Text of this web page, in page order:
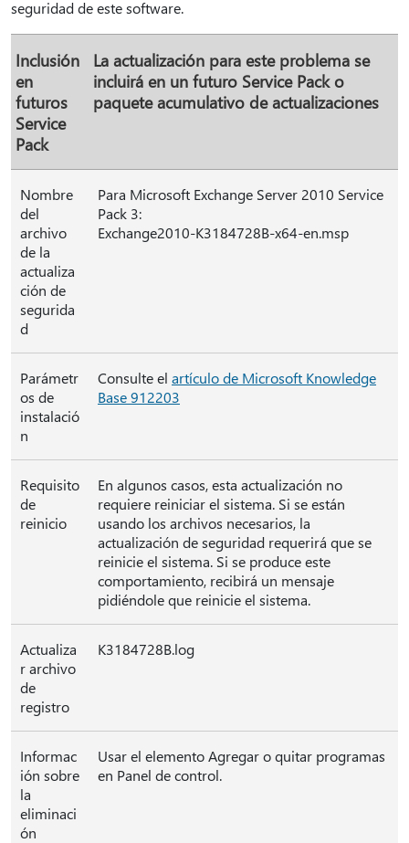
seguridad de este software.
Inclusión
en
futuros
Service
Pack
La actualización para este problema se
incluirá en un futuro Service Pack o
paquete acumulativo de actualizaciones
Nombre
del
archivo
de la
actualiza
ción de
segurida
d
Para Microsoft Exchange Server 2010 Service
Pack 3:
Exchange2010-K3184728B-x64-en.msp
Parámetr
os de
instalació
n
Consulte el artículo de Microsoft Knowledge
Base 912203
Requisito
de
reinicio
En algunos casos, esta actualización no
requiere reiniciar el sistema. Si se están
usando los archivos necesarios, la
actualización de seguridad requerirá que se
reinicie el sistema. Si se produce este
comportamiento, recibirá un mensaje
pidiéndole que reinicie el sistema.
Actualiza
r archivo
de
registro
K3184728B.log
Informac
ión sobre
la
eliminaci
ón
Usar el elemento Agregar o quitar programas
en Panel de control.